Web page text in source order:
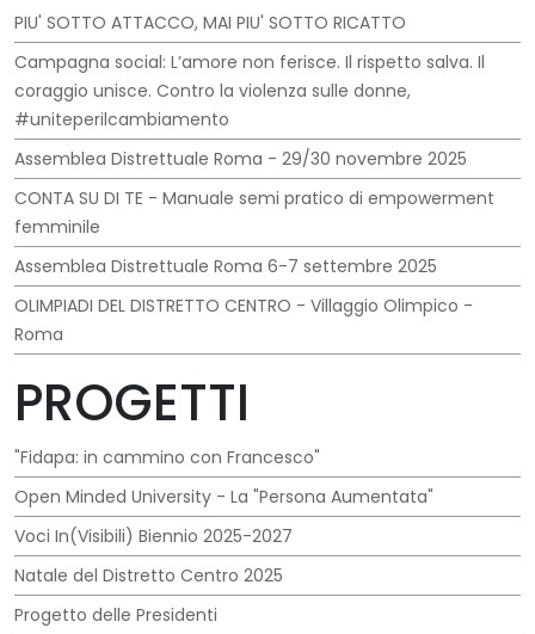
PIU' SOTTO ATTACCO, MAI PIU' SOTTO RICATTO
Campagna social: L’amore non ferisce. Il rispetto salva. Il
coraggio unisce. Contro la violenza sulle donne,
#uniteperilcambiamento
Assemblea Distrettuale Roma - 29/30 novembre 2025
CONTA SU DI TE - Manuale semi pratico di empowerment
femminile
Assemblea Distrettuale Roma 6-7 settembre 2025
OLIMPIADI DEL DISTRETTO CENTRO - Villaggio Olimpico -
Roma
PROGETTI
"Fidapa: in cammino con Francesco"
Open Minded University - La "Persona Aumentata"
Voci In(Visibili) Biennio 2025-2027
Natale del Distretto Centro 2025
Progetto delle Presidenti